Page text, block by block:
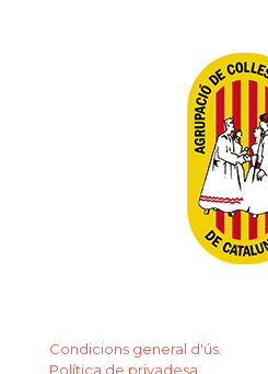
Condicions general d'ús.
Política de privadesa.